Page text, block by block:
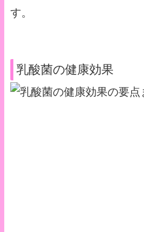
す。
乳酸菌の健康効果